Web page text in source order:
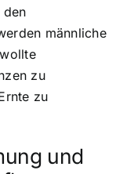
den
männliche
zu
zu
und